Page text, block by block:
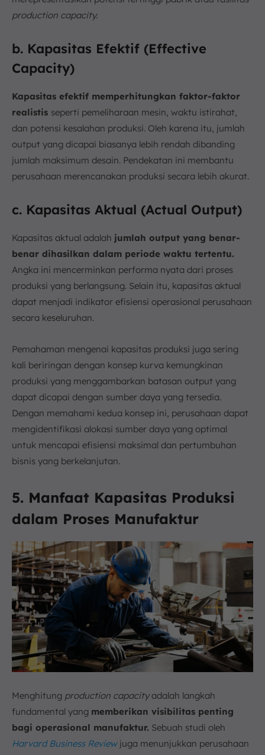
production capacity.
b. Kapasitas Efektif (Effective
Capacity)
Kapasitas efektif memperhitungkan faktor-faktor
realistis seperti pemeliharaan mesin, waktu istirahat,
dan potensi kesalahan produksi. Oleh karena itu, jumlah
output yang dicapai biasanya lebih rendah dibanding
jumlah maksimum desain. Pendekatan ini membantu
perusahaan merencanakan produksi secara lebih akurat.
c. Kapasitas Aktual (Actual Output)
Kapasitas aktual adalah jumlah output yang benar-
benar dihasilkan dalam periode waktu tertentu.
Angka ini mencerminkan performa nyata dari proses
produksi yang berlangsung. Selain itu, kapasitas aktual
dapat menjadi indikator efisiensi operasional perusahaan
secara keseluruhan.
Pemahaman mengenai kapasitas produksi juga sering
kali beriringan dengan konsep kurva kemungkinan
produksi yang menggambarkan batasan output yang
dapat dicapai dengan sumber daya yang tersedia.
Dengan memahami kedua konsep ini, perusahaan dapat
mengidentifikasi alokasi sumber daya yang optimal
untuk mencapai efisiensi maksimal dan pertumbuhan
bisnis yang berkelanjutan.
5. Manfaat Kapasitas Produksi
dalam Proses Manufaktur
Menghitung production capacityadalah langkah
fundamental yang memberikan visibilitas penting
bagi operasional manufaktur. Sebuah studi oleh
Harvard Business Reviewjuga menunjukkan perusahaan